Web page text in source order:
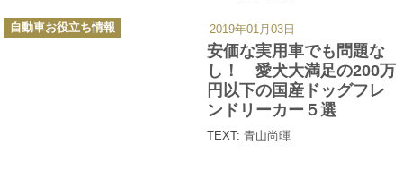
安価な実用車でも問題な
し！ 愛犬大満足の200万
円以下の国産ドッグフレ
ンドリーカー５選
TEXT: 青山尚暉
カ
テ
自動車お役立ち情報 2019年01月03日